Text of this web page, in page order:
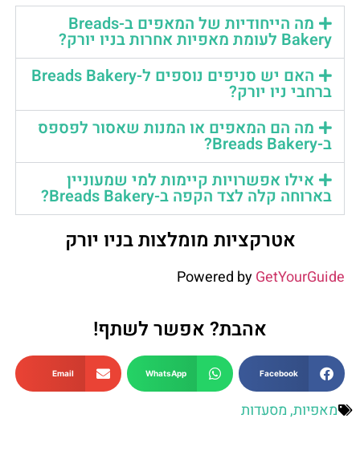
מה הייחודיות של המאפים ב-Breads
Bakery לעומת מאפיות אחרות בניו יורק?
האם יש סניפים נוספים ל-Breads Bakery
ברחבי ניו יורק?
מה הם המאפים או המנות שאסור לפספס
ב-Breads Bakery?
אילו אפשרויות קיימות למי שמעוניין
בארוחה קלה לצד הקפה ב-Breads Bakery?
אטרקציות מומלצות בניו יורק
Powered byGetYourGuide
אהבת? אפשר לשתף!
Facebook
WhatsApp
Email
מאפיות,מסעדות